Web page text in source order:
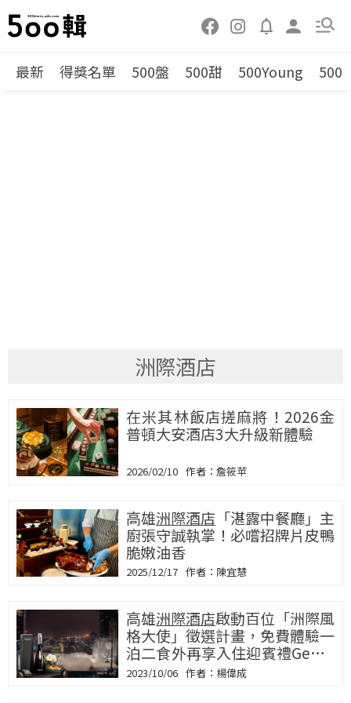
最新 得獎名單 500盤 500甜 500Young 500
洲際酒店
在米其林飯店搓麻將！2026金
普頓大安酒店3大升級新體驗
2026/02/10 詹筱苹
高雄洲際酒店 「湛露中餐廳」主
廚張守誠執掌！必嚐招牌片皮鴨
脆嫩油香
2025/12/17 陳宜慧
高雄洲際酒店啟動百位「洲際風
格大使」徵選計畫，免費體驗一
泊二食外再享入住迎賓禮Georg
Jensen氣泡酒、BVLGARI香水
2023/10/06 楊偉成